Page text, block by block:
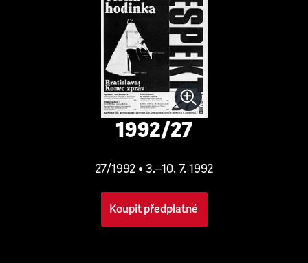
27/1992 • 3.–10. 7. 1992
1992/27
Koupit předplatné